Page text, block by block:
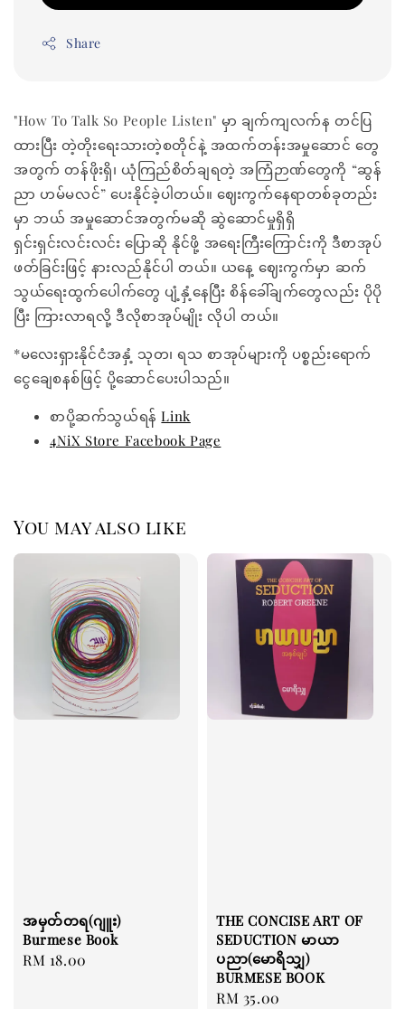
Share
"How To Talk So People Listen" မှာ ချက်ကျလက်န တင်ပြ
ထားပြီး တဲ့တိုးရေးသားတဲ့စတိုင်နဲ့ အထက်တန်းအမှုဆောင်‌ တွေ
အတွက် တန်ဖိုးရှိ၊ ယုံကြည်စိတ်ချရတဲ့ အကြံဉာဏ်တွေကို “ဆွန်
ညာ ဟမ်မလင်” ပေးနိုင်ခဲ့ပါတယ်။ ဈေးကွက်နေရာတစ်ခုတည်း
မှာ ဘယ် အမှုဆောင်အတွက်မဆို ဆွဲဆောင်မှုရှိရှိ
ရှင်းရှင်းလင်းလင်း ပြောဆို နိုင်ဖို့ အရေးကြီးကြောင်းကို ဒီစာအုပ်
ဖတ်ခြင်းဖြင့် နားလည်နိုင်ပါ တယ်။ ယနေ့ ဈေးကွက်မှာ ဆက်
သွယ်ရေးထွက်ပေါက်တွေ ပျံ့နှံ့နေပြီး စိန်ခေါ်ချက်တွေလည်း ပိုပို
ပြီး ကြားလာရလို့ ဒီလိုစာအုပ်မျိုး လိုပါ တယ်။
*မလေးရှားနိုင်ငံအနှံ့ သုတ၊ ရသ စာအုပ်များကို ပစ္စည်းရောက်
ငွေချေစနစ်ဖြင့် ပို့ဆောင်ပေးပါသည်။
စာပို့ဆက်သွယ်ရန်Link
4NiX Store Facebook Page
You may also like
အမှတ်တရ(ဂျူး)
Burmese Book
Regular
RM 18.00
THE CONCISE ART OF
SEDUCTION မာယာ
ပညာ(မောရိသျှ)
BURMESE BOOK
Regular
RM 35.00